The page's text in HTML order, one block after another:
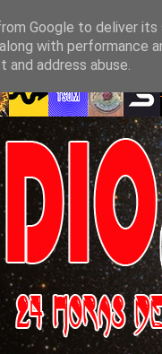
Google to deliver
with performance
address abuse.